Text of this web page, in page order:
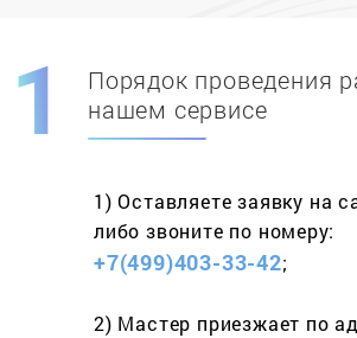
Скидка при первомзаказе
составит 15%
Работаем более 10 лет
весь спектр услуг
Порядок проведения
нашем сервисе
1) Оставляете заявку на
либо звоните по номеру:
+7(499)403-33-42;
2) Мастер приезжает по